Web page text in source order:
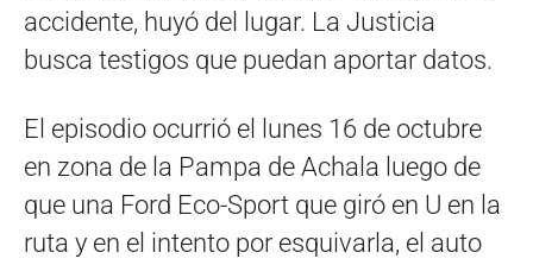
accidente, huyó del lugar. La Justicia
busca testigos que puedan aportar datos.
El episodio ocurrió el lunes 16 de octubre
en zona de la Pampa de Achala luego de
que una Ford Eco-Sport que giró en U en la
ruta y en el intento por esquivarla, el auto